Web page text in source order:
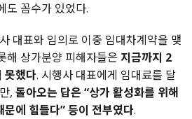
도 꼼수가 있었다.
대표와 임의로 이중 임대차계약을 맺
해 상가분양 피해자들은 지금까지 2
못했다. 시행사 대표에게 임대료를 달
, 돌아오는 답은 “상가 활성화를 위해
에 힘들다” 등이 전부였다.